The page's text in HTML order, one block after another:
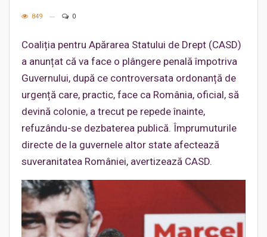
849 0
Coaliția pentru Apărarea Statului de Drept (CASD)
a anunțat că va face o plângere penală împotriva
Guvernului, după ce controversata ordonanță de
urgență care, practic, face ca România, oficial, să
devină colonie, a trecut pe repede înainte,
refuzându-se dezbaterea publică. Împrumuturile
directe de la guvernele altor state afectează
suveranitatea României, avertizează CASD.